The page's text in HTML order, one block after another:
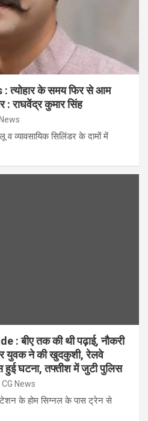
के समय फिर से आम
: राघवेंद्र कुमार सिंह
व्यावसायिक सिलिंडर के दामों में
बीए तक की थी पढ़ाई, नौकरी
युवक ने की खुदकुशी, रेलवे
घटना, तफ्तीश में जुटी पुलिस
News
के होम सिग्नल के पास ट्रेन से